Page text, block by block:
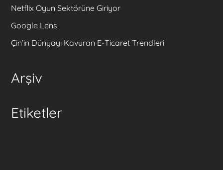
Netflix Oyun Sektörüne Giriyor
Google Lens
Çin’in Dünyayı Kavuran E-Ticaret Trendleri
Arşiv
Etiketler